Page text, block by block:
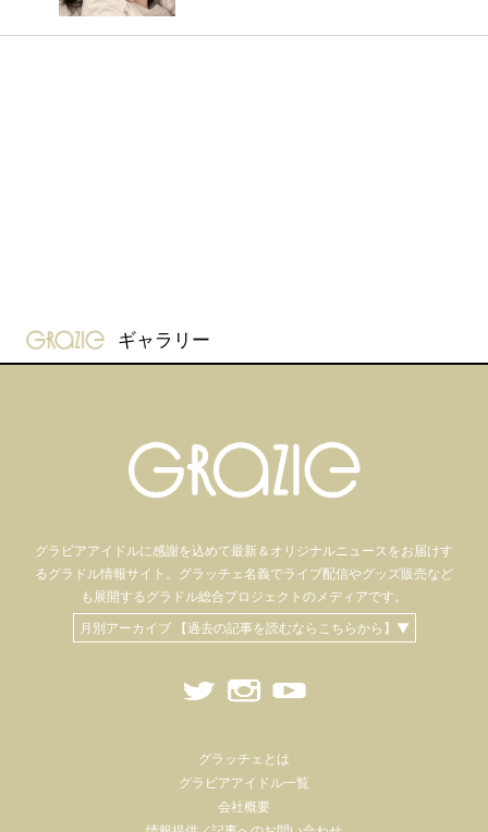
gravure-grazie
ギャラリー
グラビアアイドルに感謝を込めて最新＆オリジナルニュースをお届けす
るグラドル情報サイト。 グラッチェ名義でライブ配信やグッズ販売など
も 展開するグラドル総合プロジェクトのメディアです。
月別アーカイブ 【過去の記事を読むならこちらから】▼
グラッチェとは
グラビアアイドル一覧
会社概要